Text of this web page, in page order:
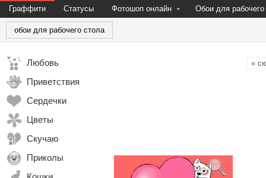
Граффити Статусы Фотошоп онлайн Обои для рабочего
обои для рабочего стола
Любовь
Приветствия
Сердечки
Цветы
Скучаю
Приколы
«